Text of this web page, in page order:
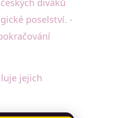
poselství. -
jejich